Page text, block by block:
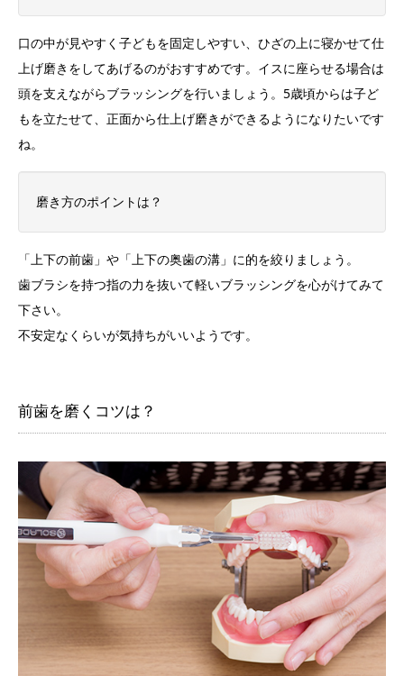
口の中が見やすく子どもを固定しやすい、ひざの上に寝かせて仕
上げ磨きをしてあげるのがおすすめです。イスに座らせる場合は
頭を支えながらブラッシングを行いましょう。5歳頃からは子ど
もを立たせて、正面から仕上げ磨きができるようになりたいです
ね。
磨き方のポイントは？
「上下の前歯」や「上下の奥歯の溝」に的を絞りましょう。
歯ブラシを持つ指の力を抜いて軽いブラッシングを心がけてみて
下さい。
不安定なくらいが気持ちがいいようです。
前歯を磨くコツは？